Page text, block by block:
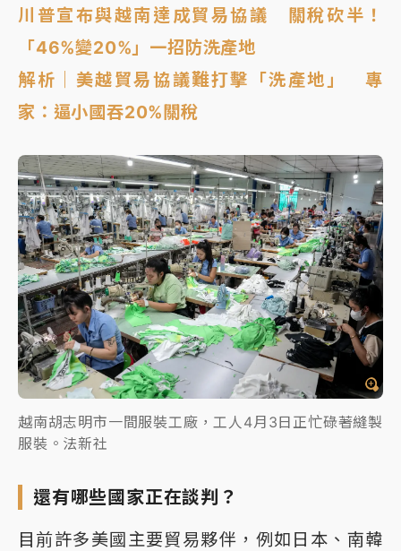
川普宣布與越南達成貿易協議 關稅砍半！
「46%變20%」一招防洗產地
解析｜美越貿易協議難打擊「洗產地」 專
家：逼小國吞20%關稅
越南胡志明市一間服裝工廠，工人4月3日正忙碌著縫製
服裝。法新社
還有哪些國家正在談判？
目前許多美國主要貿易夥伴，例如日本、南韓